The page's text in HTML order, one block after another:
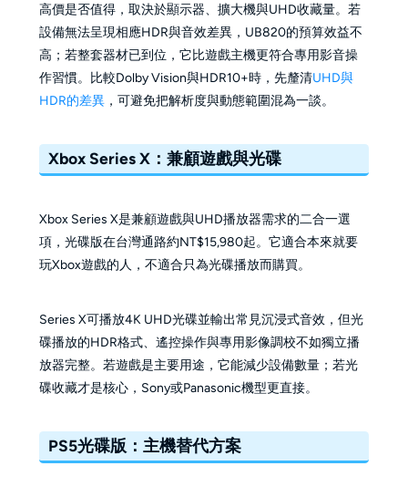
高價是否值得，取決於顯示器、擴大機與UHD收藏量。若
設備無法呈現相應HDR與音效差異，UB820的預算效益不
高；若整套器材已到位，它比遊戲主機更符合專用影音操
作習慣。比較Dolby Vision與HDR10+時，先釐清UHD與
HDR的差異，可避免把解析度與動態範圍混為一談。
Xbox Series X：兼顧遊戲與光碟
Xbox Series X是兼顧遊戲與UHD播放器需求的二合一選
項，光碟版在台灣通路約NT$15,980起。它適合本來就要
玩Xbox遊戲的人，不適合只為光碟播放而購買。
Series X可播放4K UHD光碟並輸出常見沉浸式音效，但光
碟播放的HDR格式、遙控操作與專用影像調校不如獨立播
放器完整。若遊戲是主要用途，它能減少設備數量；若光
碟收藏才是核心，Sony或Panasonic機型更直接。
PS5光碟版：主機替代方案